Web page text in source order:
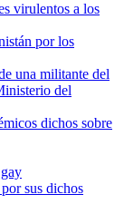
virulentos a los
por los
una militante del
del
dichos sobre
sus dichos